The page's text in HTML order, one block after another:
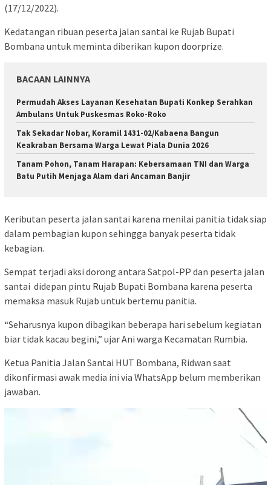
(17/12/2022).
Kedatangan ribuan peserta jalan santai ke Rujab Bupati
Bombana untuk meminta diberikan kupon doorprize.
BACAAN LAINNYA
Permudah Akses Layanan Kesehatan Bupati Konkep Serahkan
Ambulans Untuk Puskesmas Roko-Roko
Tak Sekadar Nobar, Koramil 1431-02/Kabaena Bangun
Keakraban Bersama Warga Lewat Piala Dunia 2026
Tanam Pohon, Tanam Harapan: Kebersamaan TNI dan Warga
Batu Putih Menjaga Alam dari Ancaman Banjir
Keributan peserta jalan santai karena menilai panitia tidak siap
dalam pembagian kupon sehingga banyak peserta tidak
kebagian.
Sempat terjadi aksi dorong antara Satpol-PP dan peserta jalan
santai didepan pintu Rujab Bupati Bombana karena peserta
memaksa masuk Rujab untuk bertemu panitia.
“Seharusnya kupon dibagikan beberapa hari sebelum kegiatan
biar tidak kacau begini,” ujar Ani warga Kecamatan Rumbia.
Ketua Panitia Jalan Santai HUT Bombana, Ridwan saat
dikonfirmasi awak media ini via WhatsApp belum memberikan
jawaban.